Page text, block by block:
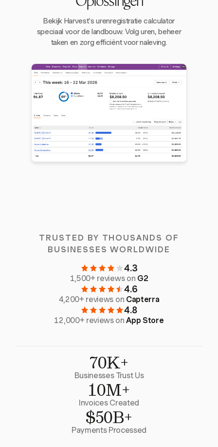
Bekijk Harvest's urenregistratie calculator
speciaal voor de landbouw. Volg uren, beheer
taken en zorg efficiënt voor naleving.
TRUSTED BY THOUSANDS OF
BUSINESSES WORLDWIDE
4.3
1,500+ reviews on G2
4.6
4,200+ reviews on Capterra
4.8
12,000+ reviews onApp Store
70K+
Businesses Trust Us
10M+
Invoices Created
$50B+
Payments Processed